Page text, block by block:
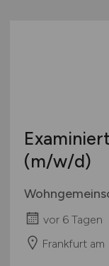
(m/w/d)
vor 6 Tagen
Frankfurt am